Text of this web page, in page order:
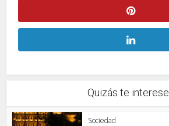
Quizás te interese...
Sociedad